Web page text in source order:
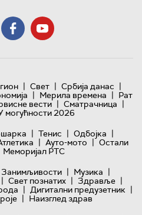
| Свет | Србија данас |
| Мерила времена | Рат
вести | Сматрачница |
могућности 2026
| Тенис | Одбојка |
| Ауто-мото | Остали
Меморијал РТС
Занимљивости | Музика |
| Свет познатих | Здравље |
| Дигитални предузетник |
| Наизглед здрав